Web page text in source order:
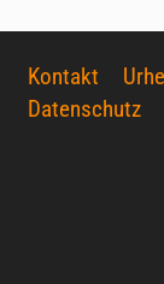
Kontakt
Datenschutz